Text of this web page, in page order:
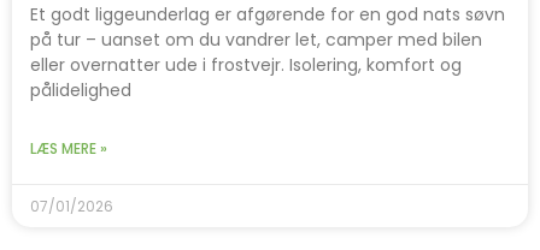
Et godt liggeunderlag er afgørende for en god nats søvn
på tur – uanset om du vandrer let, camper med bilen
eller overnatter ude i frostvejr. Isolering, komfort og
pålidelighed
LÆS MERE »
07/01/2026